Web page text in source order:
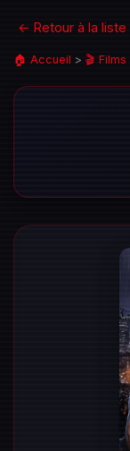
← Retour à la liste
🏠 Accueil > 🎬 Films